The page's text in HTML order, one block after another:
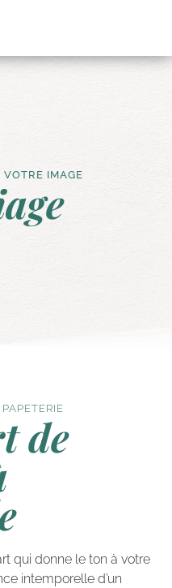
IMAGE
de
qui donne le ton à votre
intemporelle d’un